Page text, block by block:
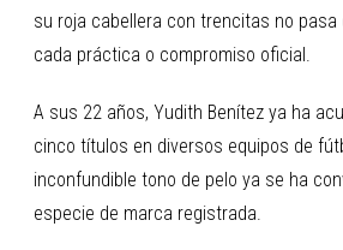
su roja cabellera con trencitas no pasa
cada práctica o compromiso oficial.
A sus 22 años, Yudith Benítez ya ha
cinco títulos en diversos equipos de
inconfundible tono de pelo ya se ha
especie de marca registrada.